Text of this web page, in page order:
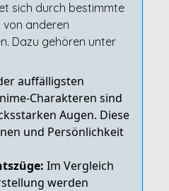
sich durch bestimmte
von anderen
Dazu gehören unter
auffälligsten
Charakteren sind
Augen. Diese
und Persönlichkeit
Im Vergleich
werden